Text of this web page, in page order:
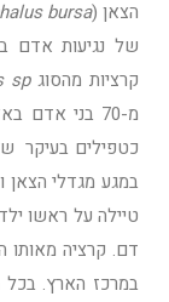
הצאן (bursa
של נגיעות אדם
קרציות מהסוגsp
מ-70 בני
כטפילים בעיקר
במגע מגדלי הצאן
טיילה על ראשו
דם. קרציה
במרכז הארץ. בכל